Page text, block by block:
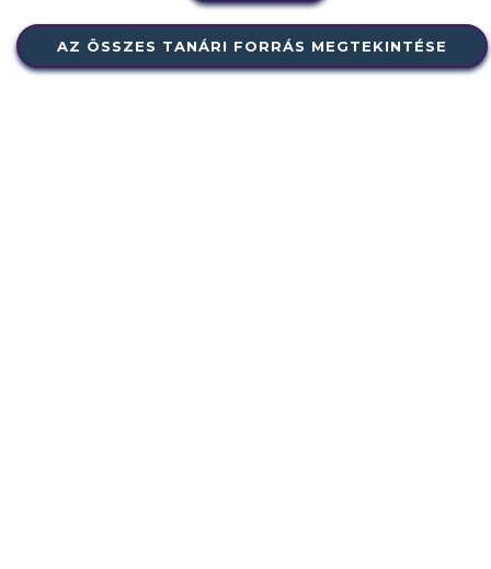
AZ ÖSSZES TANÁRI FORRÁS MEGTEKINTÉSE